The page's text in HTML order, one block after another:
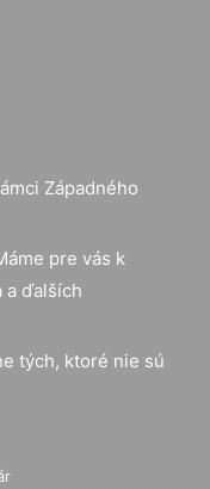
Západného
pre vás k
a ďalších
tých, ktoré nie sú